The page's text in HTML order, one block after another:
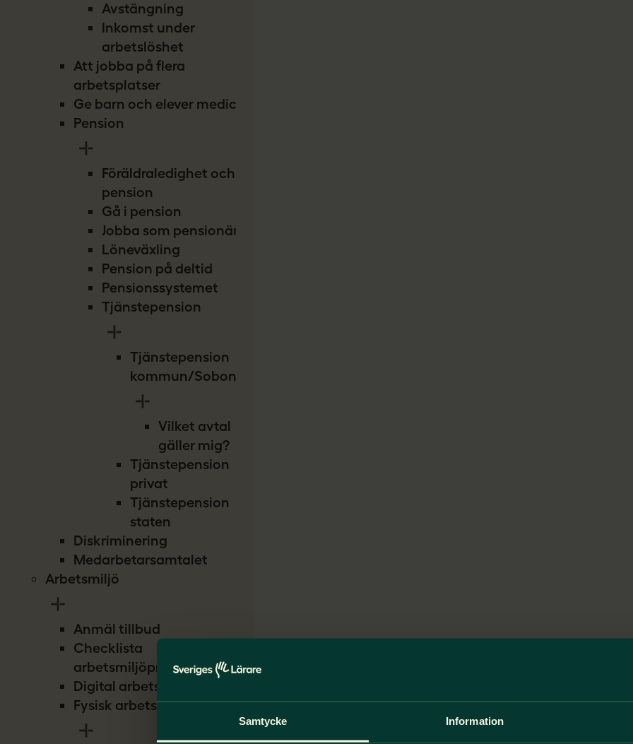
Samtycke Information
Avstängning
Inkomst under
arbetslöshet
Att jobba på flera
arbetsplatser
Ge barn och elever medicin
Pension
Föräldraledighet och
pension
Gå i pension
Jobba som pensionär
Löneväxling
Pension på deltid
Pensionssystemet
Tjänstepension
Tjänstepension
kommun/Sobona
Vilket avtal
gäller mig?
Tjänstepension
privat
Tjänstepension
staten
Diskriminering
Medarbetarsamtalet
Arbetsmiljö
Anmäl tillbud
Checklista
arbetsmiljöproblem
Digital arbetsmiljö
Fysisk arbetsmiljö